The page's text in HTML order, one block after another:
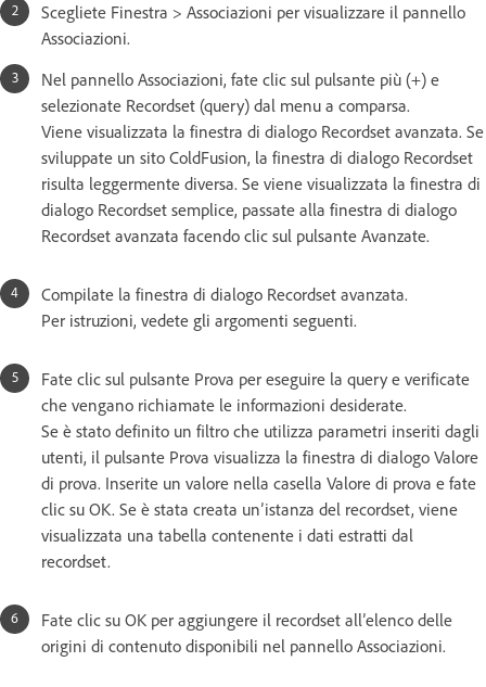
Scegliete Finestra > Associazioni per visualizzare il pannello
Associazioni.
Nel pannello Associazioni, fate clic sul pulsante più (+) e
selezionate Recordset (query) dal menu a comparsa.
Viene visualizzata la finestra di dialogo Recordset avanzata. Se
sviluppate un sito ColdFusion, la finestra di dialogo Recordset
risulta leggermente diversa. Se viene visualizzata la finestra di
dialogo Recordset semplice, passate alla finestra di dialogo
Recordset avanzata facendo clic sul pulsante Avanzate.
Compilate la finestra di dialogo Recordset avanzata.
Per istruzioni, vedete gli argomenti seguenti.
Fate clic sul pulsante Prova per eseguire la query e verificate
che vengano richiamate le informazioni desiderate.
Se è stato definito un filtro che utilizza parametri inseriti dagli
utenti, il pulsante Prova visualizza la finestra di dialogo Valore
di prova. Inserite un valore nella casella Valore di prova e fate
clic su OK. Se è stata creata un’istanza del recordset, viene
visualizzata una tabella contenente i dati estratti dal
recordset.
Fate clic su OK per aggiungere il recordset all’elenco delle
origini di contenuto disponibili nel pannello Associazioni.